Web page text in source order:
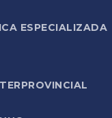
ESPECIALIZADA